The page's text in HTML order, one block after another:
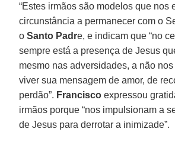
“Estes irmãos são modelos que nos
circunstância a permanecer com o
oSanto Padre, e indicam que “no
sempre está a presença de Jesus
mesmo nas adversidades, a não
viver sua mensagem de amor, de
perdão”. Francisco expressou
irmãos porque “nos impulsionam a
de Jesus para derrotar a inimizade”.